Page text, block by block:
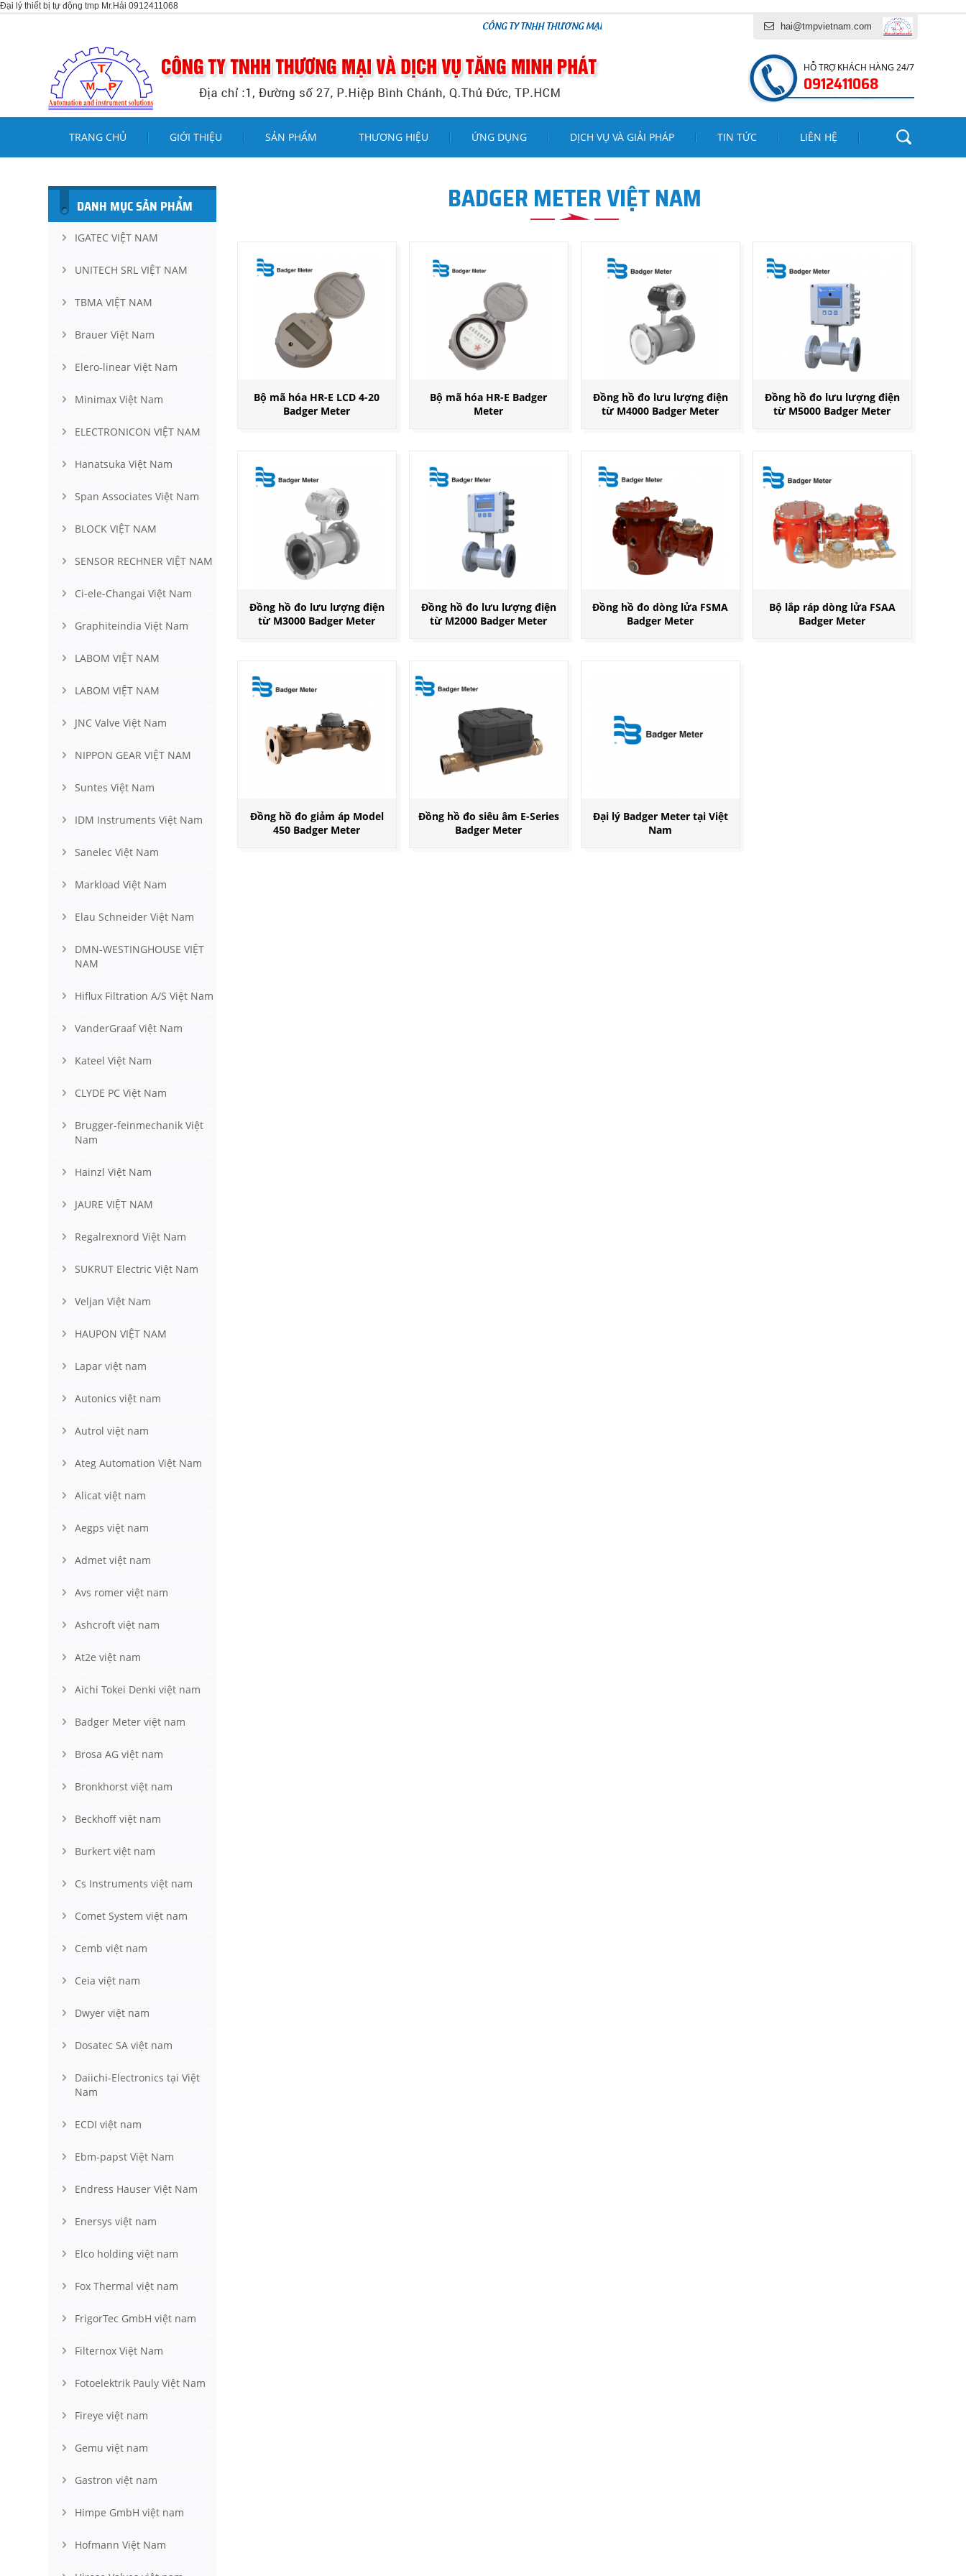
Đại lý thiết bị tự động tmp Mr.Hải 0912411068
CÔNG TY TNHH THƯƠNG MẠI VÀ DỊCH VỤ TĂNG MINH PHÁT hai@tmpvietnam.com
HỖ TRỢ KHÁCH HÀNG 24/7
0912411068
TRANG CHỦ GIỚI THIỆU SẢN PHẨM THƯƠNG HIỆU ỨNG DỤNG DỊCH VỤ VÀ GIẢI PHÁP TIN TỨC LIÊN HỆ
DANH MỤC SẢN PHẨM
IGATEC VIỆT NAM
UNITECH SRL VIỆT NAM
TBMA VIỆT NAM
Brauer Việt Nam
Elero-linear Việt Nam
Minimax Việt Nam
ELECTRONICON VIỆT NAM
Hanatsuka Việt Nam
Span Associates Việt Nam
BLOCK VIỆT NAM
SENSOR RECHNER VIỆT NAM
Ci-ele-Changai Việt Nam
Graphiteindia Việt Nam
LABOM VIỆT NAM
LABOM VIỆT NAM
JNC Valve Việt Nam
NIPPON GEAR VIỆT NAM
Suntes Việt Nam
IDM Instruments Việt Nam
Sanelec Việt Nam
Markload Việt Nam
Elau Schneider Việt Nam
DMN-WESTINGHOUSE VIỆT
NAM
Hiflux Filtration A/S Việt Nam
VanderGraaf Việt Nam
Kateel Việt Nam
CLYDE PC Việt Nam
Brugger-feinmechanik Việt
Nam
Hainzl Việt Nam
JAURE VIỆT NAM
Regalrexnord Việt Nam
SUKRUT Electric Việt Nam
Veljan Việt Nam
HAUPON VIỆT NAM
Lapar việt nam
Autonics việt nam
Autrol việt nam
Ateg Automation Việt Nam
Alicat việt nam
Aegps việt nam
Admet việt nam
Avs romer việt nam
Ashcroft việt nam
At2e việt nam
Aichi Tokei Denki việt nam
Badger Meter việt nam
Brosa AG việt nam
Bronkhorst việt nam
Beckhoff việt nam
Burkert việt nam
Cs Instruments việt nam
Comet System việt nam
Cemb việt nam
Ceia việt nam
Dwyer việt nam
Dosatec SA việt nam
Daiichi-Electronics tại Việt
Nam
ECDI việt nam
Ebm-papst Việt Nam
Endress Hauser Việt Nam
Enersys việt nam
Elco holding việt nam
Fox Thermal việt nam
FrigorTec GmbH việt nam
Filternox Việt Nam
Fotoelektrik Pauly Việt Nam
Fireye việt nam
Gemu việt nam
Gastron việt nam
Himpe GmbH việt nam
Hofmann Việt Nam
BADGER METER VIỆT NAM
Bộ mã hóa HR-E LCD 4-20
Badger Meter
Bộ mã hóa HR-E Badger
Meter
Đồng hồ đo lưu lượng điện
từ M4000 Badger Meter
Đồng hồ đo lưu lượng điện
từ M5000 Badger Meter
Đồng hồ đo lưu lượng điện
từ M3000 Badger Meter
Đồng hồ đo lưu lượng điện
từ M2000 Badger Meter
Đồng hồ đo dòng lửa FSMA
Badger Meter
Bộ lắp ráp dòng lửa FSAA
Badger Meter
Đồng hồ đo giảm áp Model
450 Badger Meter
Đồng hồ đo siêu âm E-Series
Badger Meter
Đại lý Badger Meter tại Việt
Nam